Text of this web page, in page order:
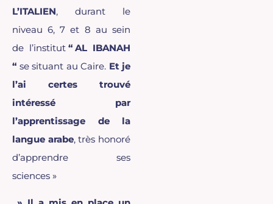
L’ITALIEN, durant le
niveau 6, 7 et 8 au sein
de l’institut “ AL IBANAH
“ se situant au Caire. Et je
l’ai certes trouvé
intéressé par
l’apprentissage de la
langue arabe, très honoré
d’apprendre ses
sciences »